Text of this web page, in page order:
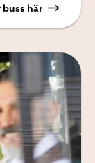
buss här